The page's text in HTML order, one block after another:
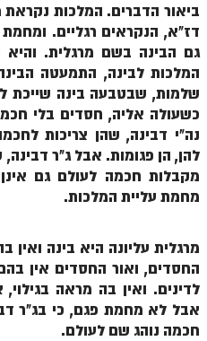
הזוהר הקדוש תרומה השקפה
הזוהר הקדוש תרומה מתקדמים
הזוהר הקדוש ספרא דצניעותא
הזוהר הקדוש תצווה השקפה
הזוהר הקדוש תצווה מתקדמים
ספר הזוהר הקדוש כי תשא השקפה
ספר הזוהר הקדוש ויקהל השקפה
ספר הזוהר הקדוש ויקהל מתקדמים
ספר הזוהר הקדוש פיקודי מתחילים
ביאור הדברים. המלכות נקראת
דז"א, הנקראים רגליים.
גם הבינה בשם מרגלית. והיא
המלכות לבינה, התמעטה
שלמות, שבטבעה בינה שייכת
כשעולה אליה, חסדים בלי
נה"י דבינה, שהן צריכות
להן, הן פגומות. אבל ג"ר
מקבלות חכמה לעולם גם
מחמת עליית המלכות.
מרגלית עליונה היא בינה
החסדים, ואור החסדים אין
לדינים. ואין בה מראה
אבל לא מחמת פגם, כי בג"ר
חכמה נוהג שם לעולם.